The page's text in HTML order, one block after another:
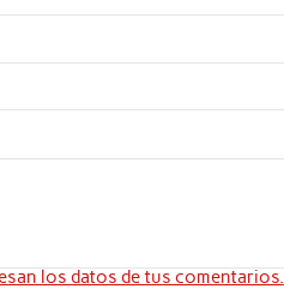
los datos de tus comentarios.